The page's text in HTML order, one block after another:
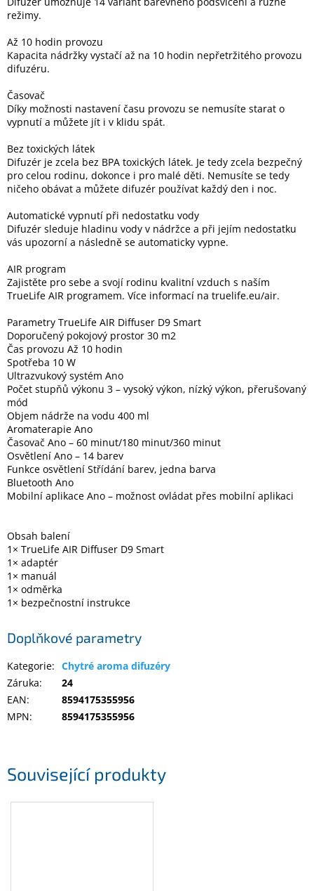
Související produkty
režimy.
Až 10 hodin provozu
Kapacita nádržky vystačí až na 10 hodin nepřetržitého provozu
difuzéru.
Časovač
Díky možnosti nastavení času provozu se nemusíte starat o
vypnutí a můžete jít i v klidu spát.
Bez toxických látek
Difuzér je zcela bez BPA toxických látek. Je tedy zcela bezpečný
pro celou rodinu, dokonce i pro malé děti. Nemusíte se tedy
ničeho obávat a můžete difuzér používat každý den i noc.
Automatické vypnutí při nedostatku vody
Difuzér sleduje hladinu vody v nádržce a při jejím nedostatku
vás upozorní a následně se automaticky vypne.
AIR program
Zajistěte pro sebe a svojí rodinu kvalitní vzduch s naším
TrueLife AIR programem. Více informací na truelife.eu/air.
Parametry TrueLife AIR Diffuser D9 Smart
Doporučený pokojový prostor 30 m2
Čas provozu Až 10 hodin
Spotřeba 10 W
Ultrazvukový systém Ano
Počet stupňů výkonu 3 – vysoký výkon, nízký výkon, přerušovaný
mód
Objem nádrže na vodu 400 ml
Aromaterapie Ano
Časovač Ano – 60 minut/180 minut/360 minut
Osvětlení Ano – 14 barev
Funkce osvětlení Střídání barev, jedna barva
Bluetooth Ano
Mobilní aplikace Ano – možnost ovládat přes mobilní aplikaci
Obsah balení
1× TrueLife AIR Diffuser D9 Smart
1× adaptér
1× manuál
1× odměrka
1× bezpečnostní instrukce
Doplňkové parametry
Kategorie: Chytré aroma difuzéry
Záruka:
24
EAN:
8594175355956
MPN: 8594175355956